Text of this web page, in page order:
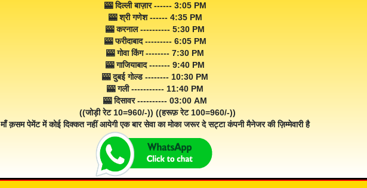
🎰 दिल्ली बाज़ार ------ 3:05 PM
🎰 श्री गणेश ------ 4:35 PM
🎰 करनाल ---------- 5:30 PM
🎰 फरीदाबाद --------- 6:05 PM
🎰 गोवा किंग -------- 7:30 PM
🎰 गाजियाबाद ------- 9:40 PM
🎰 दुबई गोल्ड -------- 10:30 PM
🎰 गली ----------- 11:40 PM
🎰 दिसावर ---------- 03:00 AM
((जोड़ी रेट 10=960/-)) ((हरूफ़ रेट 100=960/-))
माँ क़सम पेमेंट में कोई दिक्कत नहीं आयेगी एक बार सेवा का मोका जरूर दे सट्टा कंपनी मैनेजर की ज़िम्मेवारी है